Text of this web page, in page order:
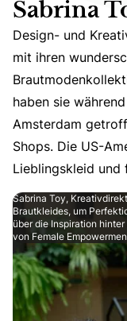
Sabrina
Design- und
Design- und
mit ihren
haben sie
Amsterdam
Shops. Die US-
Lieblingskleid und
Sabrina Toy,
Brautkleides, um
über die Inspiration
von Female